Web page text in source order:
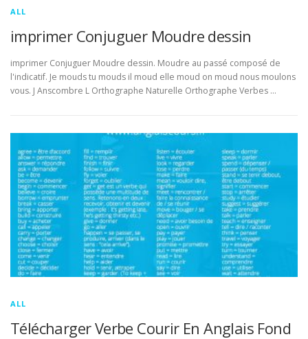
ALL
imprimer Conjuguer Moudre dessin
imprimer Conjuguer Moudre dessin. Moudre au passé composé de
l'indicatif. Je mouds tu mouds il moud elle moud on moud nous moulons
vous. J Anscombre L Orthographe Naturelle Orthographe Verbes …
ALL
Télécharger Verbe Courir En Anglais Fond